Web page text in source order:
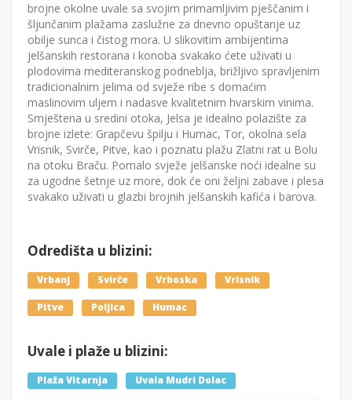
brojne okolne uvale sa svojim primamljivim pješčanim i
šljunčanim plažama zaslužne za dnevno opuštanje uz
obilje sunca i čistog mora. U slikovitim ambijentima
jelšanskih restorana i konoba svakako ćete uživati u
plodovima mediteranskog podneblja, brižljivo spravljenim
tradicionalnim jelima od svježe ribe s domaćim
maslinovim uljem i nadasve kvalitetnim hvarskim vinima.
Smještena u sredini otoka, Jelsa je idealno polazište za
brojne izlete: Grapčevu špilju i Humac, Tor, okolna sela
Vrisnik, Svirče, Pitve, kao i poznatu plažu Zlatni rat u Bolu
na otoku Braču. Pomalo svježe jelšanske noći idealne su
za ugodne šetnje uz more, dok će oni željni zabave i plesa
svakako uživati u glazbi brojnih jelšanskih kafića i barova.
Odredišta u blizini:
Vrbanj Svirče Vrboska Vrisnik
Pitve Poljica Humac
Uvale i plaže u blizini:
Plaža Vitarnja Uvala Mudri Dolac